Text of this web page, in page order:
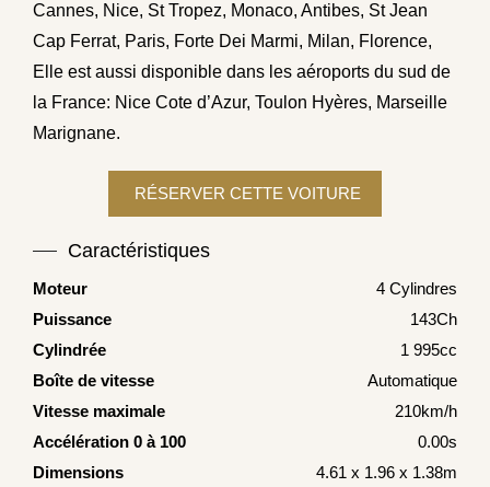
Cannes, Nice, St Tropez, Monaco, Antibes, St Jean
Cap Ferrat, Paris, Forte Dei Marmi, Milan, Florence,
Elle est aussi disponible dans les aéroports du sud de
la France: Nice Cote d’Azur, Toulon Hyères, Marseille
Marignane.
Caractéristiques
Moteur
4 Cylindres
Puissance
143Ch
Cylindrée
1 995cc
Boîte de vitesse
Automatique
Vitesse maximale
210km/h
Accélération 0 à 100
0.00s
Dimensions
4.61 x 1.96 x 1.38m